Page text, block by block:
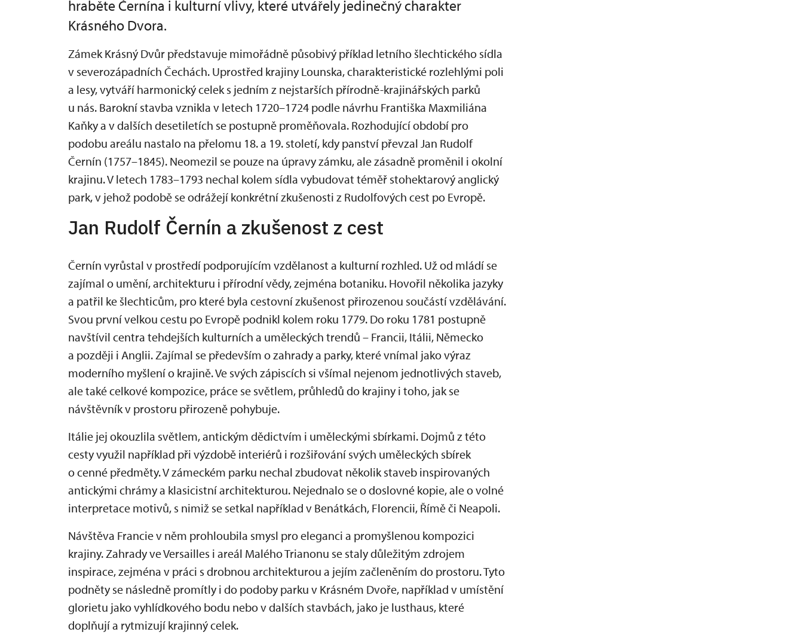
hraběte Černína i kulturní vlivy, které utvářely jedinečný charakter
Krásného Dvora.
Zámek Krásný Dvůr představuje mimořádně působivý příklad letního šlechtického sídla
v severozápadních Čechách. Uprostřed krajiny Lounska, charakteristické rozlehlými poli
a lesy, vytváří harmonický celek s jedním z nejstarších přírodně-krajinářských parků
u nás. Barokní stavba vznikla v letech 1720–1724 podle návrhu Františka Maxmiliána
Kaňky a v dalších desetiletích se postupně proměňovala. Rozhodující období pro
podobu areálu nastalo na přelomu 18. a 19. století, kdy panství převzal Jan Rudolf
Černín (1757–1845). Neomezil se pouze na úpravy zámku, ale zásadně proměnil i okolní
krajinu. V letech 1783–1793 nechal kolem sídla vybudovat téměř stohektarový anglický
park, v jehož podobě se odrážejí konkrétní zkušenosti z Rudolfových cest po Evropě.
Jan Rudolf Černín a zkušenost z cest
Černín vyrůstal v prostředí podporujícím vzdělanost a kulturní rozhled. Už od mládí se
zajímal o umění, architekturu i přírodní vědy, zejména botaniku. Hovořil několika jazyky
a patřil ke šlechticům, pro které byla cestovní zkušenost přirozenou součástí vzdělávání.
Svou první velkou cestu po Evropě podnikl kolem roku 1779. Do roku 1781 postupně
navštívil centra tehdejších kulturních a uměleckých trendů – Francii, Itálii, Německo
a později i Anglii. Zajímal se především o zahrady a parky, které vnímal jako výraz
moderního myšlení o krajině. Ve svých zápiscích si všímal nejenom jednotlivých staveb,
ale také celkové kompozice, práce se světlem, průhledů do krajiny i toho, jak se
návštěvník v prostoru přirozeně pohybuje.
Itálie jej okouzlila světlem, antickým dědictvím i uměleckými sbírkami. Dojmů z této
cesty využil například při výzdobě interiérů i rozšiřování svých uměleckých sbírek
o cenné předměty. V zámeckém parku nechal zbudovat několik staveb inspirovaných
antickými chrámy a klasicistní architekturou. Nejednalo se o doslovné kopie, ale o volné
interpretace motivů, s nimiž se setkal například v Benátkách, Florencii, Římě či Neapoli.
Návštěva Francie v něm prohloubila smysl pro eleganci a promyšlenou kompozici
krajiny. Zahrady ve Versailles i areál Malého Trianonu se staly důležitým zdrojem
inspirace, zejména v práci s drobnou architekturou a jejím začleněním do prostoru. Tyto
podněty se následně promítly i do podoby parku v Krásném Dvoře, například v umístění
glorietu jako vyhlídkového bodu nebo v dalších stavbách, jako je lusthaus, které
doplňují a rytmizují krajinný celek.